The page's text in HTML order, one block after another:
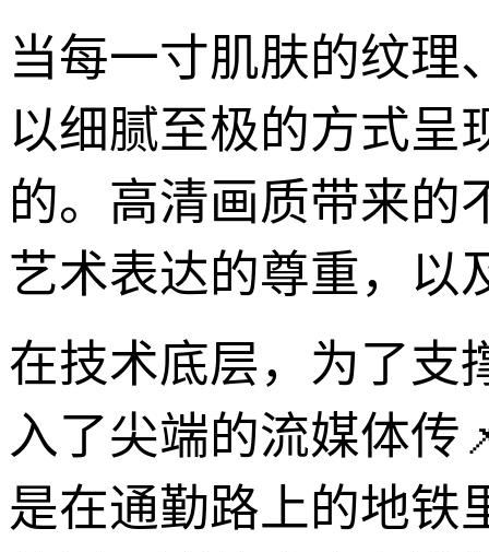
当每一寸肌肤的纹理
以细腻至极的方式呈
的。高清画质带来的
艺术表达的尊重，以
在技术底层，为了支
入了尖端的流媒体传
是在通勤路上的地铁